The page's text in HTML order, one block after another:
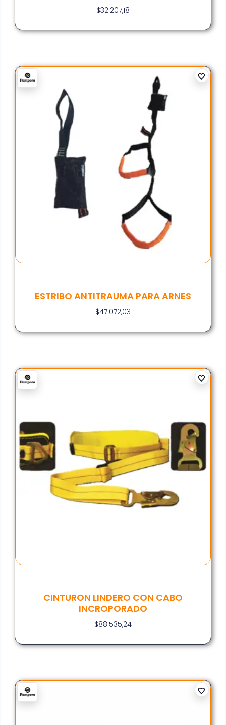
$32.207,18
ESTRIBO ANTITRAUMA PARA ARNES
$47.072,03
CINTURON LINDERO CON CABO
INCROPORADO
$88.535,24